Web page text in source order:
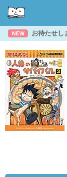
NEW お待たせし